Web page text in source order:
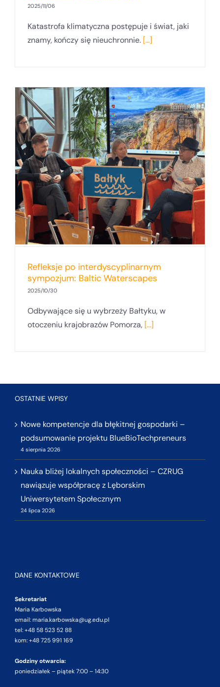
2025/11/06
Katastrofa klimatyczna postępuje i świat, jaki
znamy, kończy się nieuchronnie. [...]
Refleksje po interdyscyplinarnym
sympozjum: Baltic Waterscapes
2025/10/30
Odbywające się u wybrzeży Bałtyku, w
otoczeniu krajobrazów Pomorza, [...]
OSTATNIE WPISY
Nowe kompetencje dla błękitnej gospodarki –
podsumowanie projektu BlueBioTechpreneurs
4 sierpnia 2026
Nauka bliżej lokalnych społeczności – CZRUG
nawiązuje współpracę z Lęborskim
Uniwersytetem Społecznym
24 lipca 2026
DANE KONTAKTOWE
Sekretariat
Maria Karbowska
email: maria.karbowska@ug.edu.pl
tel: +48 58 523 52 88
kom: +48 725 991 169
Godziny otwarcia:
poniedziałek – piątek 7:00 – 14:30